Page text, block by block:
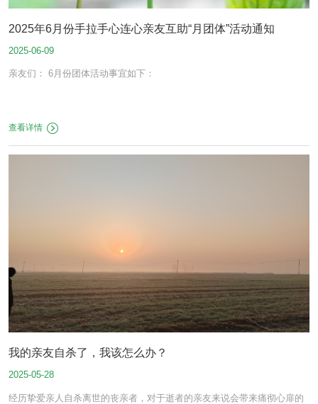
2025年6月份手拉手心连心亲友互助“月团体”活动通知
2025-06-09
亲友们： 6月份团体活动事宜如下：
查看详情
我的亲友自杀了，我该怎么办？
2025-05-28
经历挚爱亲人自杀离世的丧亲者，对于逝者的亲友来说会带来痛彻心扉的